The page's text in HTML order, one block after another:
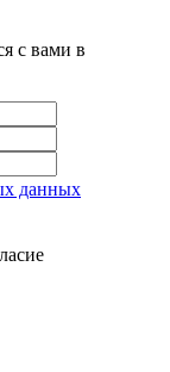
с вами в
данных